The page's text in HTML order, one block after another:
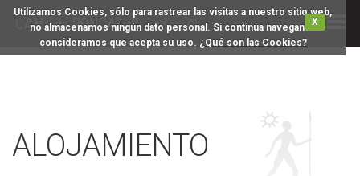
Utilizamos Cookies, sólo para rastrear las visitas a nuestro sitio web,
no almacenamos ningún dato personal. Si continúa navegando
consideramos que acepta su uso.
X
¿Qué son las Cookies?
ALOJAMIENTO